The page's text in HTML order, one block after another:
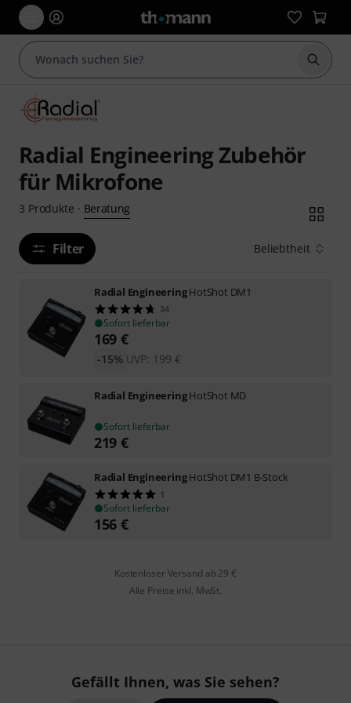
Suche
Radial Engineering Zubehör
für Mikrofone
3 Produkte · Beratung
Filter Beliebtheit
Radial EngineeringHotShot DM1
34
Sofort lieferbar
169 €
UVP: 199 €
-15%
Radial EngineeringHotShot MD
Sofort lieferbar
219 €
Radial EngineeringHotShot DM1 B-Stock
1
Sofort lieferbar
156 €
Kostenloser Versand ab 29 €
Alle Preise inkl. MwSt.
Gefällt Ihnen, was Sie sehen?